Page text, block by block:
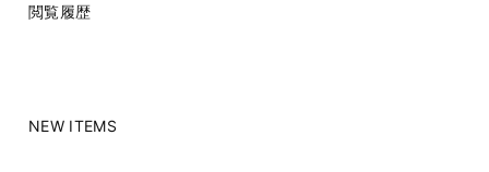
閲覧履歴
NEW ITEMS